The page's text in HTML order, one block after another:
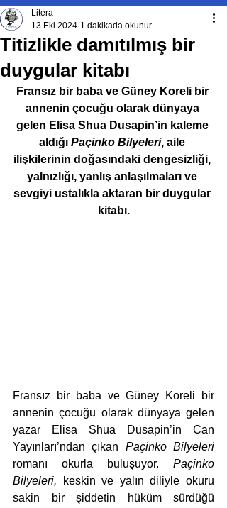
Titizlikle damıtılmış bir
duygular kitabı
Litera
13 Eki 2024 1 dakikada okunur
Fransız bir baba ve Güney Koreli bir
annenin çocuğu olarak dünyaya
gelen Elisa Shua Dusapin’in kaleme
aldığı Paçinko Bilyeleri, aile
ilişkilerinin doğasındaki dengesizliği,
yalnızlığı, yanlış anlaşılmaları ve
sevgiyi ustalıkla aktaran bir duygular
kitabı.
Fransız bir baba ve Güney Koreli bir
annenin çocuğu olarak dünyaya gelen
yazar Elisa Shua Dusapin’in Can
Yayınları’ndan çıkan Paçinko Bilyeleri
romanı okurla buluşuyor. Paçinko
Bilyeleri, keskin ve yalın diliyle okuru
sakin bir şiddetin hüküm sürdüğü